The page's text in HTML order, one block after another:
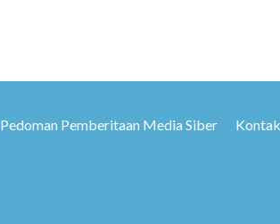
Pedoman Pemberitaan Media Siber Kontak